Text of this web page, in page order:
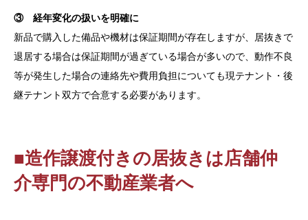
③ 経年変化の扱いを明確に
新品で購入した備品や機材は保証期間が存在しますが、居抜きで
退居する場合は保証期間が過ぎている場合が多いので、動作不良
等が発生した場合の連絡先や費用負担についても現テナント・後
継テナント双方で合意する必要があります。
■造作譲渡付きの居抜きは店舗仲
介専門の不動産業者へ